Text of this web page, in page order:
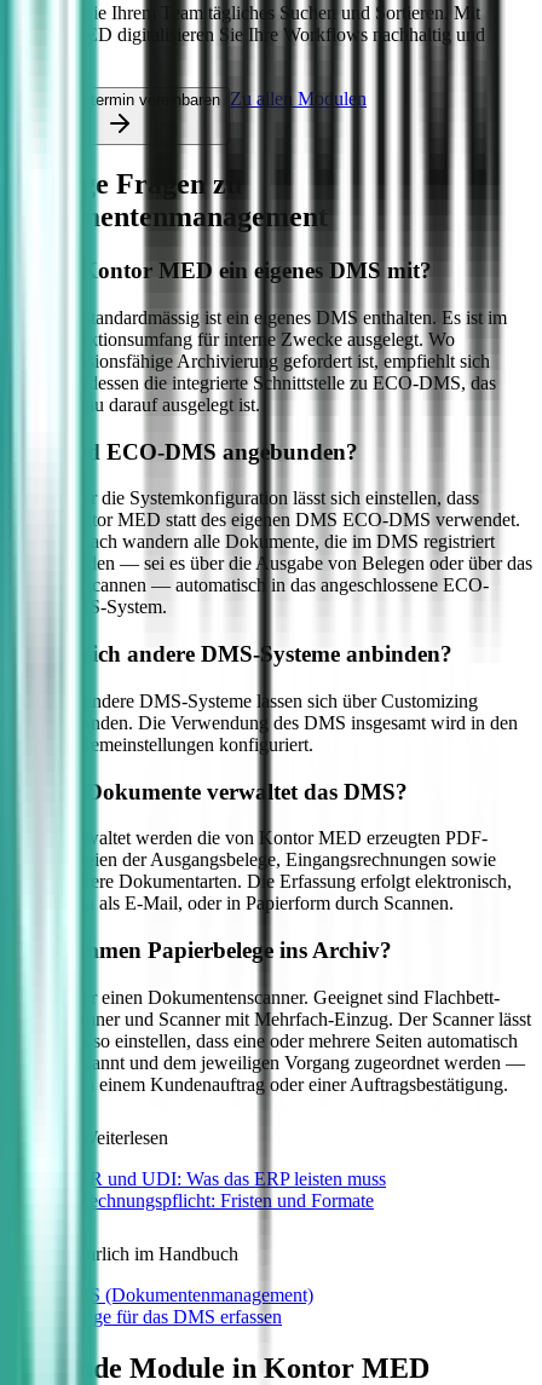
Ersparen Sie Ihrem Team tägliches Suchen und Sortieren. Mit
Kontor MED digitalisieren Sie Ihre Workflows nachhaltig und
Beratungstermin vereinbaren Zu allen Modulen
Häufige Fragen zu
Dokumentenmanagement
Bringt Kontor MED ein eigenes DMS mit?
Ja, standardmässig ist ein eigenes DMS enthalten. Es ist im
Funktionsumfang für interne Zwecke ausgelegt. Wo
revisionsfähige Archivierung gefordert ist, empfiehlt sich
stattdessen die integrierte Schnittstelle zu ECO-DMS, das
genau darauf ausgelegt ist.
Wie wird ECO-DMS angebunden?
Über die Systemkonfiguration lässt sich einstellen, dass
Kontor MED statt des eigenen DMS ECO-DMS verwendet.
Danach wandern alle Dokumente, die im DMS registriert
werden — sei es über die Ausgabe von Belegen oder über das
Einscannen — automatisch in das angeschlossene ECO-
DMS-System.
Lassen sich andere DMS-Systeme anbinden?
Ja, andere DMS-Systeme lassen sich über Customizing
anbinden. Die Verwendung des DMS insgesamt wird in den
Systemeinstellungen konfiguriert.
Welche Dokumente verwaltet das DMS?
Verwaltet werden die von Kontor MED erzeugten PDF-
Dateien der Ausgangsbelege, Eingangsrechnungen sowie
weitere Dokumentarten. Die Erfassung erfolgt elektronisch,
etwa als E-Mail, oder in Papierform durch Scannen.
Wie kommen Papierbelege ins Archiv?
Über einen Dokumentenscanner. Geeignet sind Flachbett-
Scanner und Scanner mit Mehrfach-Einzug. Der Scanner lässt
sich so einstellen, dass eine oder mehrere Seiten automatisch
gescannt und dem jeweiligen Vorgang zugeordnet werden —
etwa einem Kundenauftrag oder einer Auftragsbestätigung.
Zum Weiterlesen
MDR und UDI: Was das ERP leisten muss
E-Rechnungspflicht: Fristen und Formate
Ausführlich im Handbuch
DMS (Dokumentenmanagement)
Belege für das DMS erfassen
Passende Module in Kontor MED